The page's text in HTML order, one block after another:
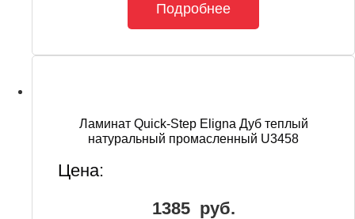
Подробнее
Ламинат Quick-Step Eligna Дуб теплый
натуральный промасленный U3458
Цена:
1385 руб.